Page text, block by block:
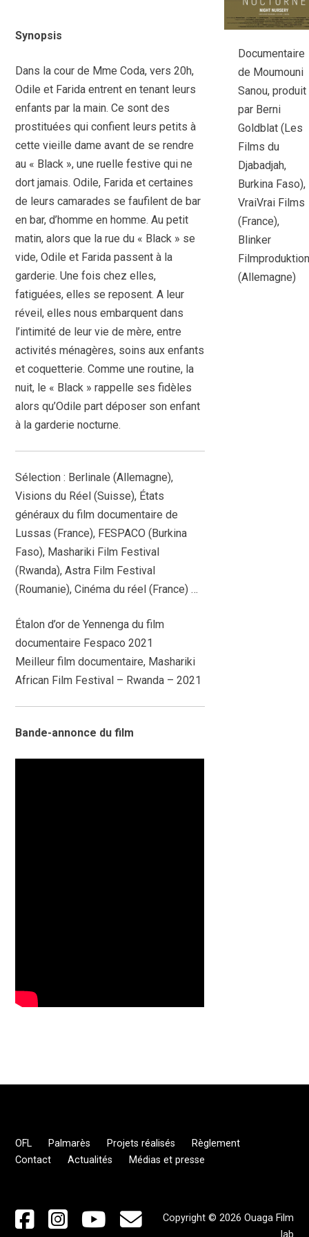
Synopsis
Dans la cour de Mme Coda, vers 20h,
Odile et Farida entrent en tenant leurs
enfants par la main. Ce sont des
prostituées qui confient leurs petits à
cette vieille dame avant de se rendre
au « Black », une ruelle festive qui ne
dort jamais. Odile, Farida et certaines
de leurs camarades se faufilent de bar
en bar, d’homme en homme. Au petit
matin, alors que la rue du « Black » se
vide, Odile et Farida passent à la
garderie. Une fois chez elles,
fatiguées, elles se reposent. A leur
réveil, elles nous embarquent dans
l’intimité de leur vie de mère, entre
activités ménagères, soins aux enfants
et coquetterie. Comme une routine, la
nuit, le « Black » rappelle ses fidèles
alors qu’Odile part déposer son enfant
à la garderie nocturne.
Sélection : Berlinale (Allemagne),
Visions du Réel (Suisse), États
généraux du film documentaire de
Lussas (France), FESPACO (Burkina
Faso), Mashariki Film Festival
(Rwanda), Astra Film Festival
(Roumanie), Cinéma du réel (France) …
Étalon d’or de Yennenga du film
documentaire Fespaco 2021
Meilleur film documentaire, Mashariki
African Film Festival – Rwanda – 2021
Bande-annonce du film
Documentaire
de Moumouni
Sanou, produit
par Berni
Goldblat (Les
Films du
Djabadjah,
Burkina Faso),
VraiVrai Films
(France),
Blinker
Filmproduktion
(Allemagne)
OFL Palmarès Projets réalisés
Règlement
Contact
Actualités Médias et presse
Copyright © 2026 Ouaga Film
lab